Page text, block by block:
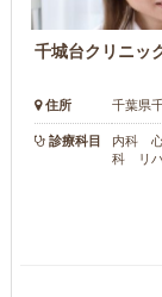
千城台クリニッ
住所 千葉県
診療科目
内科
科 リハ